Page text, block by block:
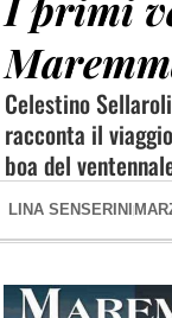
Celestino
racconta il
boa del
LINA SENSERINI